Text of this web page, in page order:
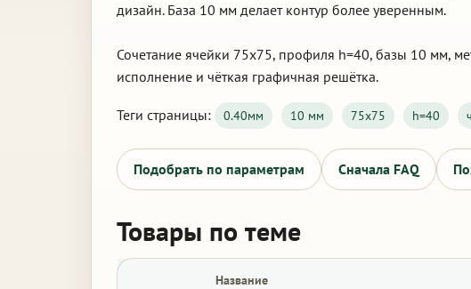
дизайн. База 10 мм делает контур более уверенным.
Сочетание ячейки 75х75, профиля h=40, базы 10 мм,
исполнение и чёткая графичная решётка.
Теги страницы: 0.40мм 10 мм 75х75 h=40
Подобрать по параметрам Сначала FAQ
Товары по теме
Название